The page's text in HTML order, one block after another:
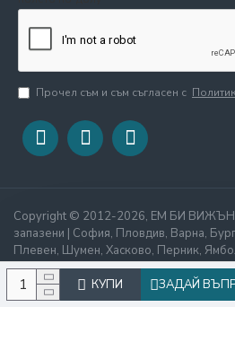
КУПИ ЗАДАЙ
Прочел съм и съм съгласен с
Copyright © 2012-2026, ЕМ БИ ВИЖЪН
запазени | София, Пловдив, Варна,
Плевен, Шумен, Хасково, Перник,